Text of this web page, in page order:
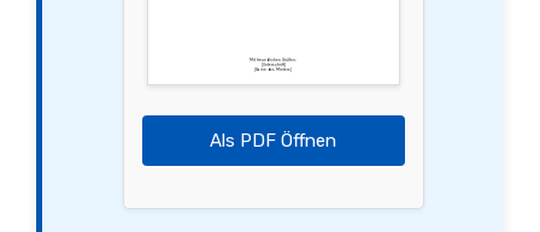
Mit freundlichen Grüßen,
[Unterschrift]
[Name des Mieters]
Als PDF Öffnen